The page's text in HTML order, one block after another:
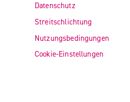
Datenschutz
Streitschlichtung
Nutzungsbedingungen
Cookie-Einstellungen